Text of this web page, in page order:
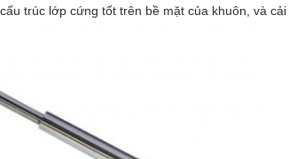
trúc lớp cứng tốt trên bề mặt của khuôn, và cải